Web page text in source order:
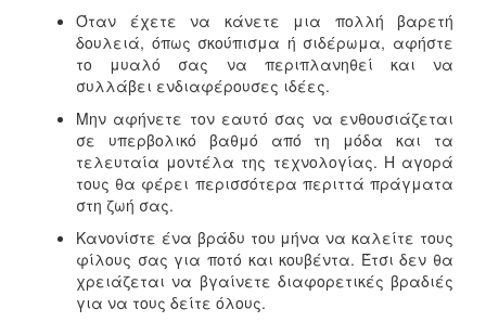
Όταν έχετε να κάνετε μια πολλή βαρετή
δουλειά, όπως σκούπισμα ή σιδέρωμα, αφήστε
το μυαλό σας να περιπλανηθεί και να
συλλάβει ενδιαφέρουσες ιδέες.
Μην αφήνετε τον εαυτό σας να ενθουσιάζεται
σε υπερβολικό βαθμό από τη μόδα και τα
τελευταία μοντέλα της τεχνολογίας. Η αγορά
τους θα φέρει περισσότερα περιττά πράγματα
στη ζωή σας.
Κανονίστε ένα βράδυ του μήνα να καλείτε τους
φίλους σας για ποτό και κουβέντα. Έτσι δεν θα
χρειάζεται να βγαίνετε διαφορετικές βραδιές
για να τους δείτε όλους.